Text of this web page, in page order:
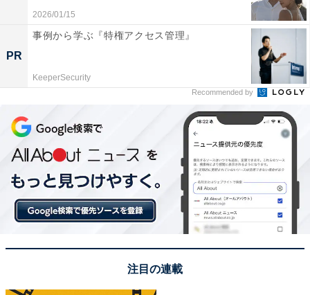
2026/01/15
PR
事例から学ぶ『特権アクセス管理』
KeeperSecurity
Recommended by
注目の連載